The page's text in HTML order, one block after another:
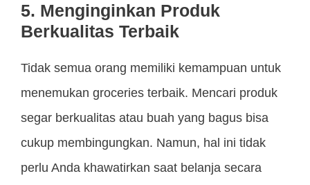
5. Menginginkan Produk
Berkualitas Terbaik
Tidak semua orang memiliki kemampuan untuk
menemukan groceries terbaik. Mencari produk
segar berkualitas atau buah yang bagus bisa
cukup membingungkan. Namun, hal ini tidak
perlu Anda khawatirkan saat belanja secara